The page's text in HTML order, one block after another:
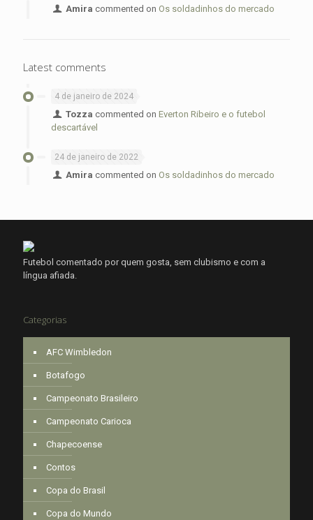
Amira commented onOs soldadinhos do mercado
Latest comments
4 de janeiro de 2024
Tozza commented onEverton Ribeiro e o futebol
descartável
24 de janeiro de 2022
Amira commented onOs soldadinhos do mercado
Futebol comentado por quem gosta, sem clubismo e com a
língua afiada.
Categorias
AFC Wimbledon
Botafogo
Campeonato Brasileiro
Campeonato Carioca
Chapecoense
Contos
Copa do Brasil
Copa do Mundo